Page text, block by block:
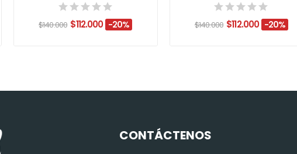
$140.000 $112.000 -20% $140.000 $112.000 -20%
CONTÁCTENOS